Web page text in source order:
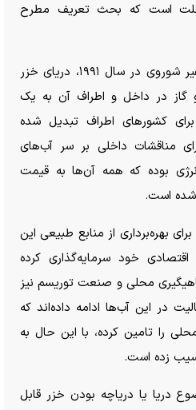
است که بحث تعریف مطرح
از زمان فروپاشی اتحاد جماهیر شوروی در سال ۱۹۹۱، دریای خزر
گاز در داخل و اطراف آن به یک
کشور‌های اطراف تبدیل شده
مناقشات داخلی بر سر آب‌های
بوده که همه آن‌ها به قیمت
است.
بهره‌برداری از منابع طبیعی این
خود سرمایه‌گذاری کرده
محلی و صنعت توریسم نیز
در این آب‌ها ادامه داده‌اند که
را تامین کرده، با این حال به
زده است.
دریا یا دریاچه بودن خزر قابل